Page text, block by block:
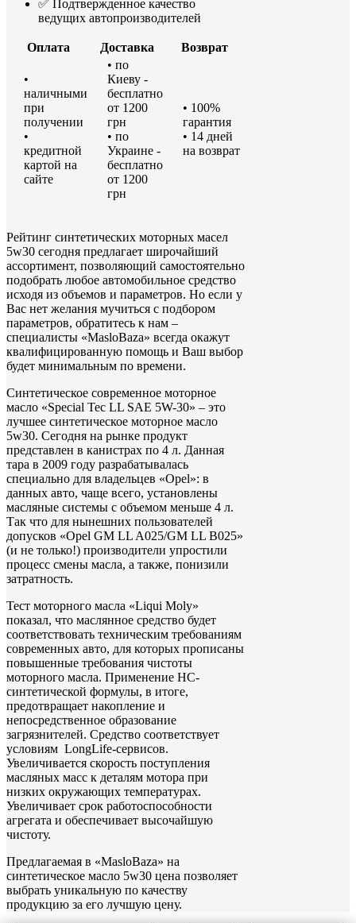
✅ Подтвержденное качество
ведущих автопроизводителей
Оплата Доставка Возврат
•
наличными
при
получении
•
кредитной
картой на
сайте
• по
Киеву -
бесплатно
от 1200
грн
• по
Украине -
бесплатно
от 1200
грн
• 100%
гарантия
• 14 дней
на возврат
Рейтинг синтетических моторных масел
5w30 сегодня предлагает широчайший
ассортимент, позволяющий самостоятельно
подобрать любое автомобильное средство
исходя из объемов и параметров. Но если у
Вас нет желания мучиться с подбором
параметров, обратитесь к нам –
специалисты «MasloBaza» всегда окажут
квалифицированную помощь и Ваш выбор
будет минимальным по времени.
Синтетическое современное моторное
масло «Special Tec LL SAE 5W-30» – это
лучшее синтетическое моторное масло
5w30. Сегодня на рынке продукт
представлен в канистрах по 4 л. Данная
тара в 2009 году разрабатывалась
специально для владельцев «Opel»: в
данных авто, чаще всего, установлены
масляные системы с объемом меньше 4 л.
Так что для нынешних пользователей
допусков «Opel GM LL A025/GM LL B025»
(и не только!) производители упростили
процесс смены масла, а также, понизили
затратность.
Тест моторного масла «Liqui Moly»
показал, что маслянное средство будет
соответствовать техническим требованиям
современных авто, для которых прописаны
повышенные требования чистоты
моторного масла. Применение НС-
синтетической формулы, в итоге,
предотвращает накопление и
непосредственное образование
загрязнителей. Средство соответствует
условиям LongLife-сервисов.
Увеличивается скорость поступления
масляных масс к деталям мотора при
низких окружающих температурах.
Увеличивает срок работоспособности
агрегата и обеспечивает высочайшую
чистоту.
Предлагаемая в «MasloBaza» на
синтетическое масло 5w30 цена позволяет
выбрать уникальную по качеству
продукцию за его лучшую цену.